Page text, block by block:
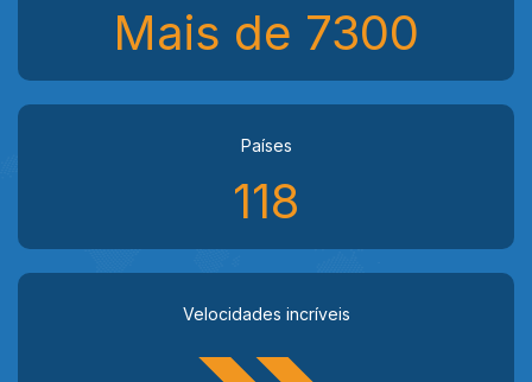
Mais de 7300
Países
118
Velocidades incríveis